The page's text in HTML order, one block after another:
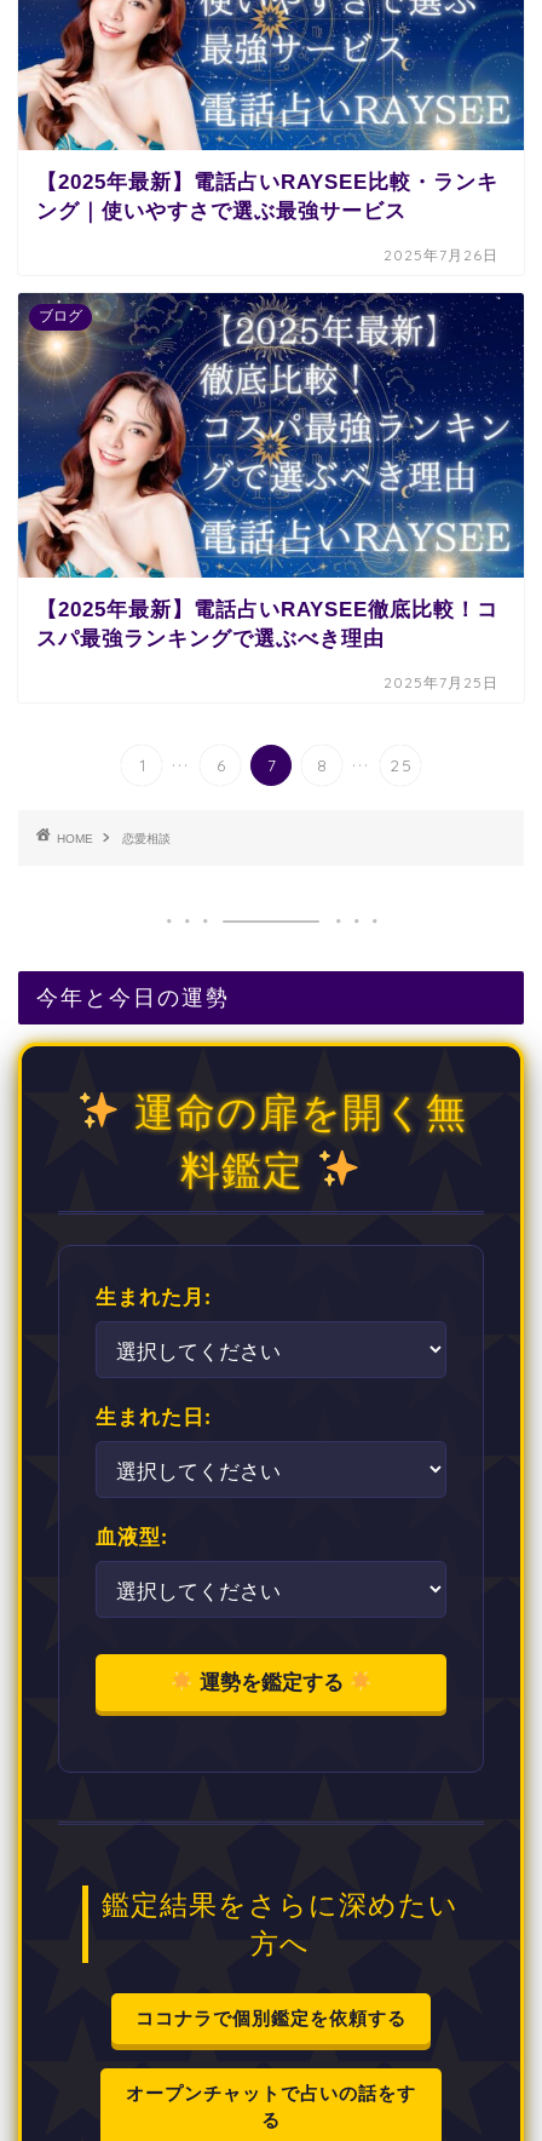
【2025年最新】電話占いRAYSEE比較・ランキ
ング｜使いやすさで選ぶ最強サービス
2025年7月26日
ブログ
【2025年最新】電話占いRAYSEE徹底比較！コ
スパ最強ランキングで選ぶべき理由
2025年7月25日
1 ... 6 7 8 ... 25
HOME 恋愛相談
今年と今日の運勢
運命の扉を開く無
料鑑定
生まれた月:
生まれた日:
血液型:
運勢を鑑定する
鑑定結果をさらに深めたい
方へ
ココナラで個別鑑定を依頼する
オープンチャットで占いの話をす
る